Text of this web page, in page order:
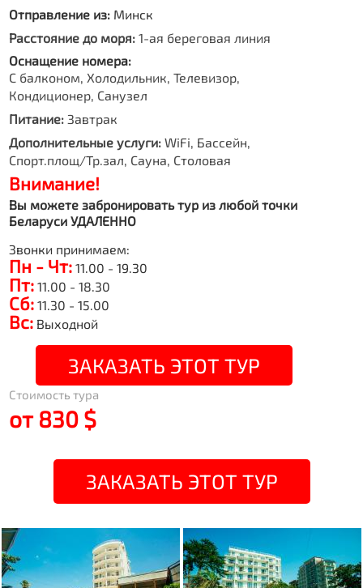
Отправление из: Минск
Расстояние до моря: 1-ая береговая линия
Оснащение номера:
С балконом, Холодильник, Телевизор,
Кондиционер, Санузел
Питание: Завтрак
Дополнительные услуги: WiFi, Бассейн,
Спорт.площ/Тр.зал, Сауна, Столовая
Внимание!
Вы можете забронировать тур из любой точки
Беларуси УДАЛЕННО
Звонки принимаем:
Пн - Чт: 11.00 - 19.30
Пт: 11.00 - 18.30
Сб: 11.30 - 15.00
Вс: Выходной
ЗАКАЗАТЬ ЭТОТ ТУР
Стоимость тура
от 830 $
ЗАКАЗАТЬ ЭТОТ ТУР